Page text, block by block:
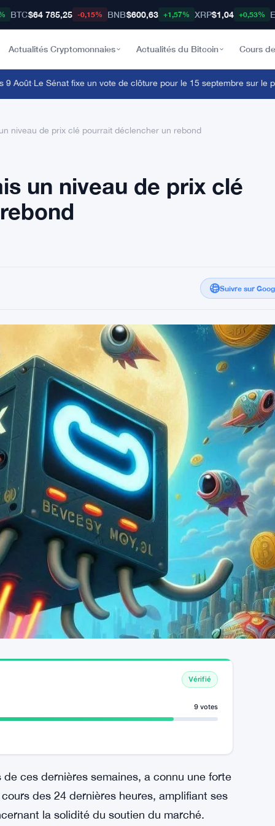
BTC$64 785,25 -0,15% BNB$600,63 +1,57% XRP$1,04 +0,53%
Actualités Cryptomonnaies Actualités du Bitcoin Cours
·Le Sénat fixe un vote de clôture pour le 15 septembre sur le
niveau de prix clé pourrait déclencher un rebond
un niveau de prix clé
Suivre sur
Vérifié
9 votes
ces dernières semaines, a connu une forte
des 24 dernières heures, amplifiant ses
la solidité du soutien du marché.